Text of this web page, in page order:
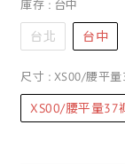
庫存 : 台中
台北 台中
尺寸 : XS00/腰平
XS00/腰平量37